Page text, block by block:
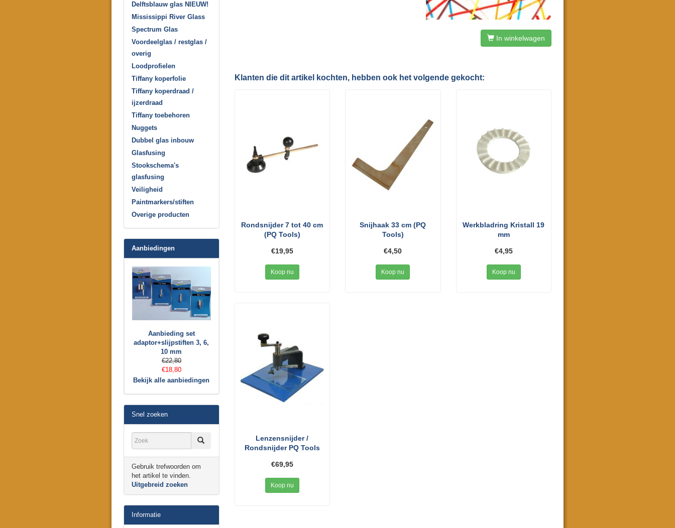
In winkelwagen
Klanten die dit artikel kochten, hebben ook het volgende gekocht:
Rondsnijder 7 tot 40 cm
(PQ Tools)
€19,95
Koop nu
Snijhaak 33 cm (PQ
Tools)
€4,50
Koop nu
Werkbladring Kristall 19
mm
€4,95
Koop nu
Lenzensnijder /
Rondsnijder PQ Tools
€69,95
Koop nu
Delftsblauw glas NIEUW!
Mississippi River Glass
Spectrum Glas
Voordeelglas / restglas /
overig
Loodprofielen
Tiffany koperfolie
Tiffany koperdraad /
ijzerdraad
Tiffany toebehoren
Nuggets
Dubbel glas inbouw
Glasfusing
Stookschema's
glasfusing
Veiligheid
Paintmarkers/stiften
Overige producten
Aanbiedingen
Aanbieding set
adaptor+slijpstiften 3, 6,
10 mm
€22,80
€18,80
Bekijk alle aanbiedingen
Snel zoeken
Gebruik trefwoorden om
het artikel te vinden.
Uitgebreid zoeken
Informatie